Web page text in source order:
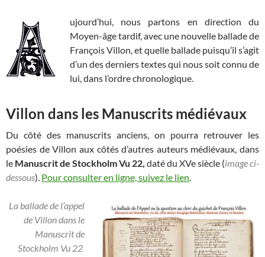
ujourd’hui, nous partons en direction du
Moyen-âge tardif, avec une nouvelle ballade de
François Villon, et quelle ballade puisqu’il s’agit
d’un des derniers textes qui nous soit connu de
lui, dans l’ordre chronologique.
Villon dans les Manuscrits médiévaux
Du côté des manuscrits anciens, on pourra retrouver les
poésies de Villon aux côtés d’autres auteurs médiévaux, dans
le Manuscrit de Stockholm Vu 22, daté du XVe siècle (image ci-
dessous). Pour consulter en ligne, suivez le lien.
La ballade de l’appel
de Villon dans le
Manuscrit de
Stockholm Vu 22